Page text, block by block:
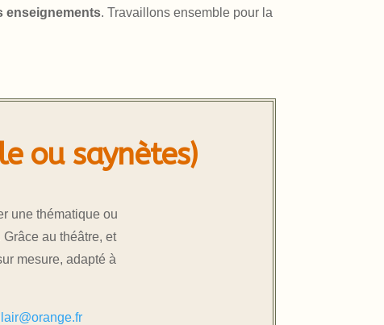
enseignements. Travaillons ensemble pour la
ou saynètes)
une thématique ou
au théâtre, et
mesure, adapté à